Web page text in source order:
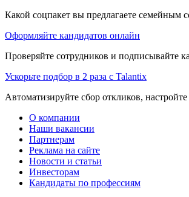
Какой соцпакет вы предлагаете семейным
Оформляйте кандидатов онлайн
Проверяйте сотрудников и подписывайте
Ускорьте подбор в 2 раза с Talantix
Автоматизируйте сбор откликов,
О компании
Наши вакансии
Партнерам
Реклама на сайте
Новости и статьи
Инвесторам
Кандидаты по профессиям